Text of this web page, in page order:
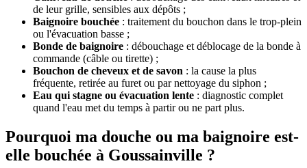
de leur grille, sensibles aux dépôts ;
Baignoire bouchée : traitement du bouchon dans le trop-plein
ou l'évacuation basse ;
Bonde de baignoire : débouchage et déblocage de la bonde à
commande (câble ou tirette) ;
Bouchon de cheveux et de savon : la cause la plus
fréquente, retirée au furet ou par nettoyage du siphon ;
Eau qui stagne ou évacuation lente : diagnostic complet
quand l'eau met du temps à partir ou ne part plus.
Pourquoi ma douche ou ma baignoire est-
elle bouchée à Goussainville ?